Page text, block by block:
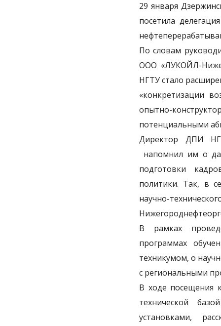
29 января
посетила
По словам
ООО «ЛУКОЙЛ-
НГТУ стало
«конкретизации
опытно-
потенциальными
Директор ДПИ
напомнил им о
подготовки
политики. Так, в
научно-
В рамках
программах
техникумом, о
с региональными
В ходе посещения
технической
установками,